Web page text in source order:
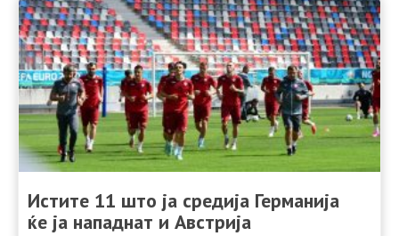
Истите 11 што ја средија Германија
ќе ја нападнат и Австрија